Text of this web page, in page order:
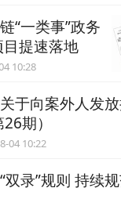
“一类事”政务
提速落地
08-04 10:28
于向案外人发
期）
2026-08-04 10:22
双录”规则 持续